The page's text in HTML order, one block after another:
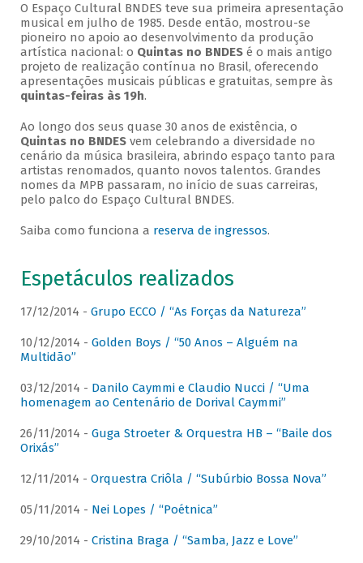
O Espaço Cultural BNDES teve sua primeira apresentação
musical em julho de 1985. Desde então, mostrou-se
pioneiro no apoio ao desenvolvimento da produção
artística nacional: o Quintas no BNDESé o mais antigo
projeto de realização contínua no Brasil, oferecendo
apresentações musicais públicas e gratuitas, sempre às
quintas-feiras às 19h.
Ao longo dos seus quase 30 anos de existência, o
Quintas no BNDESvem celebrando a diversidade no
cenário da música brasileira, abrindo espaço tanto para
artistas renomados, quanto novos talentos. Grandes
nomes da MPB passaram, no início de suas carreiras,
pelo palco do Espaço Cultural BNDES.
Saiba como funciona a reserva de ingressos.
Espetáculos realizados
17/12/2014 - Grupo ECCO / “As Forças da Natureza”
10/12/2014 - Golden Boys / “50 Anos – Alguém na
Multidão”
03/12/2014 - Danilo Caymmi e Claudio Nucci / “Uma
homenagem ao Centenário de Dorival Caymmi”
26/11/2014 - Guga Stroeter & Orquestra HB – “Baile dos
Orixás”
12/11/2014 - Orquestra Criôla / “Subúrbio Bossa Nova”
05/11/2014 - Nei Lopes / “Poétnica”
29/10/2014 - Cristina Braga / “Samba, Jazz e Love”